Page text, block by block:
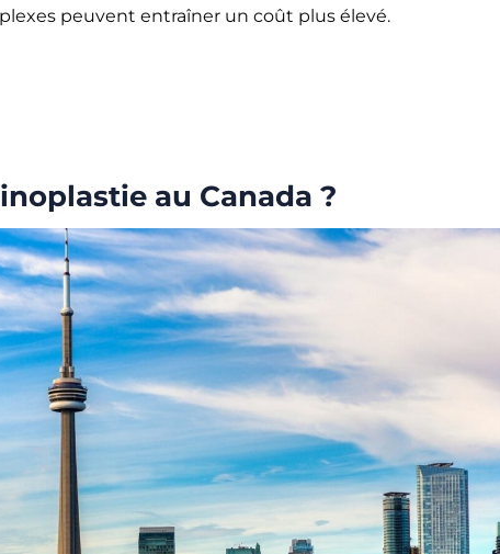
peuvent entraîner un coût plus élevé.
au Canada ?